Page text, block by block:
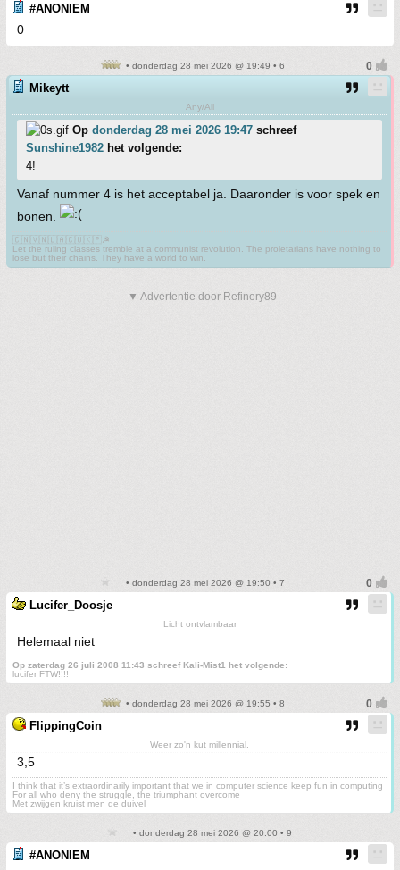
#ANONIEM
0
• donderdag 28 mei 2026 @ 19:49 • 6
Mikeytt
Any/All
Op donderdag 28 mei 2026 19:47 schreef
Sunshine1982 het volgende:
4!
Vanaf nummer 4 is het acceptabel ja. Daaronder is voor spek en
bonen.
🇨🇳🇻🇳🇱🇦🇨🇺🇰🇵☭
Let the ruling classes tremble at a communist revolution. The proletarians have nothing to
lose but their chains. They have a world to win.
▼ Advertentie door Refinery89
• donderdag 28 mei 2026 @ 19:50 • 7
Lucifer_Doosje
Licht ontvlambaar
Helemaal niet
Op zaterdag 26 juli 2008 11:43 schreef Kali-Mist1 het volgende:
lucifer FTW!!!!
• donderdag 28 mei 2026 @ 19:55 • 8
FlippingCoin
Weer zo'n kut millennial.
3,5
I think that it’s extraordinarily important that we in computer science keep fun in computing
For all who deny the struggle, the triumphant overcome
Met zwijgen kruist men de duivel
• donderdag 28 mei 2026 @ 20:00 • 9
#ANONIEM